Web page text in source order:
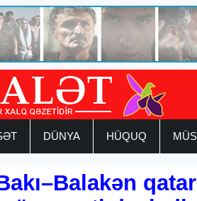
DÜNYA HÜQUQ